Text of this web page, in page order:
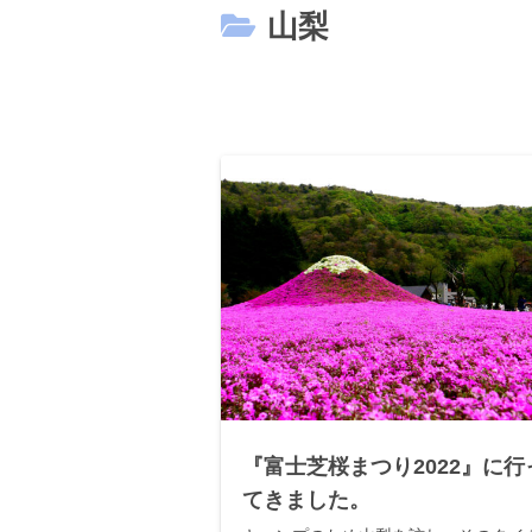
山梨
『富士芝桜まつり2022』に行
てきました。